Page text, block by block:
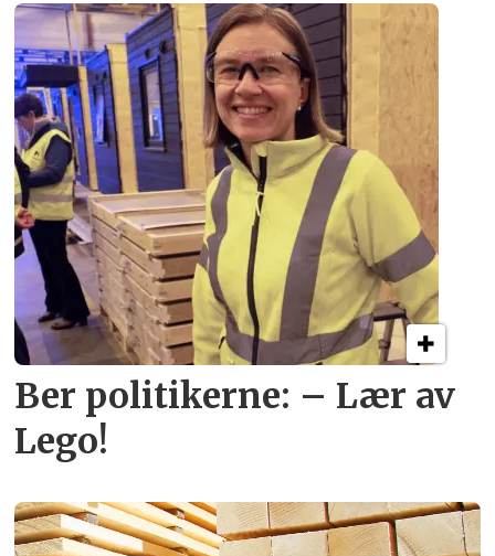
Ber politikerne: – Lær av
Lego!